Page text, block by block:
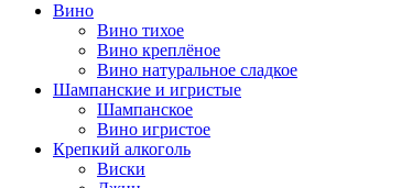
Вино
Вино тихое
Вино креплёное
Вино натуральное сладкое
Шампанские и игристые
Шампанское
Вино игристое
Крепкий алкоголь
Виски